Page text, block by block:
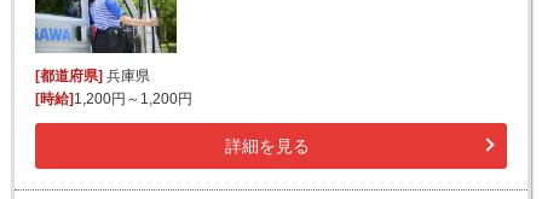
[都道府県]兵庫県
[時給]1,200円～1,200円
詳細を見る